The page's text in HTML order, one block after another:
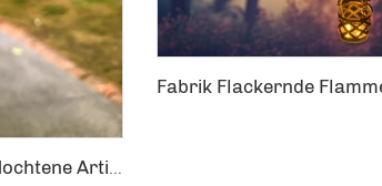
Hängender Schmuck Rattan Geflochtene Artikel Flamme Hängende Laterne Heißluftballon Solargartendekoration